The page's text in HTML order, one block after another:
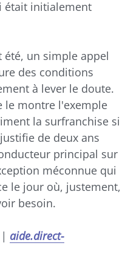
était initialement
été, un simple appel
des conditions
à lever le doute.
le montre l'exemple
la surfranchise si
de deux ans
principal sur
méconnue qui
le jour où, justement,
besoin.
aide.direct-